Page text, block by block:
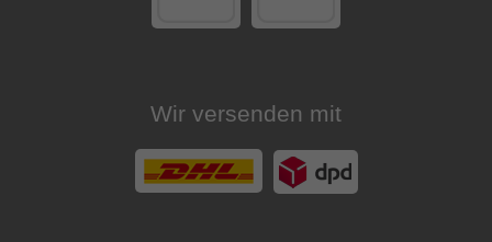
Wir versenden mit